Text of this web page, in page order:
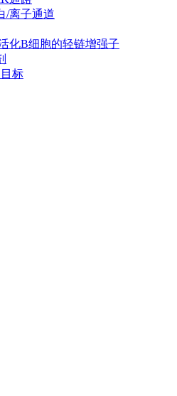
/离子通道
化B细胞的轻链增强子
标